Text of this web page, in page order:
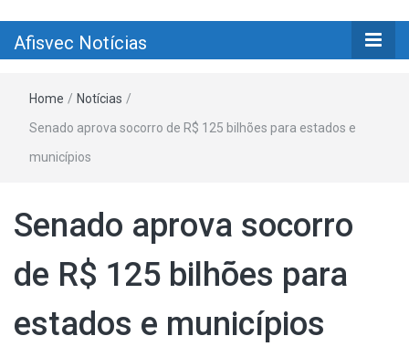
Afisvec Notícias
Home / Notícias /
Senado aprova socorro de R$ 125 bilhões para estados e
municípios
Senado aprova socorro
de R$ 125 bilhões para
estados e municípios